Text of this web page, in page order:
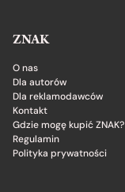
ZNAK
O nas
Dla autorów
Dla reklamodawców
Kontakt
Gdzie mogę kupić ZNAK?
Regulamin
Polityka prywatności